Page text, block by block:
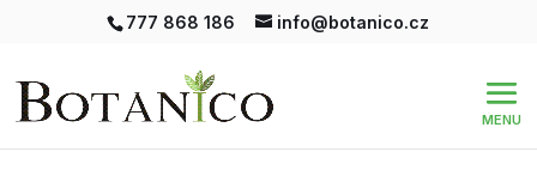
777 868 186 info@botanico.cz